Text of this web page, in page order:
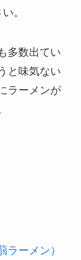
。
多数出てい
と味気ない
ラーメンが
ラーメン）